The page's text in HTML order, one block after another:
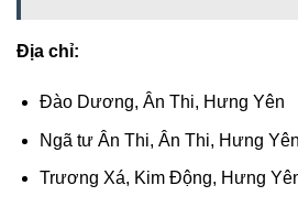
Địa chỉ:
Đào Dương, Ân Thi, Hưng Yên
Ngã tư Ân Thi, Ân Thi, Hưng Yên
Trương Xá, Kim Động, Hưng